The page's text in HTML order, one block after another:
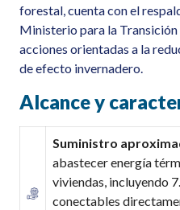
forestal, cuenta con el
Ministerio para la Transición
acciones orientadas a la
de efecto invernadero.
Alcance y c
Suministro
abastecer energía
viviendas, incluyendo
conectables